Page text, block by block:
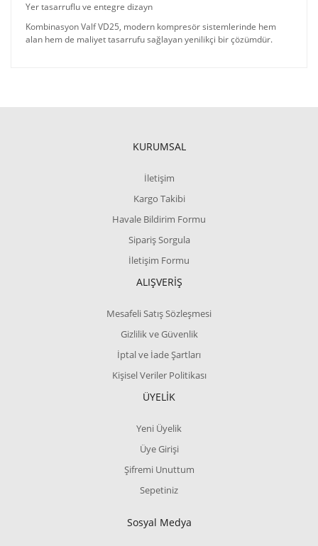
Yer tasarruflu ve entegre dizayn
Kombinasyon Valf VD25, modern kompresör sistemlerinde hem
alan hem de maliyet tasarrufu sağlayan yenilikçi bir çözümdür.
KURUMSAL
İletişim
Kargo Takibi
Havale Bildirim Formu
Sipariş Sorgula
İletişim Formu
ALIŞVERİŞ
Mesafeli Satış Sözleşmesi
Gizlilik ve Güvenlik
İptal ve İade Şartları
Kişisel Veriler Politikası
ÜYELİK
Yeni Üyelik
Üye Girişi
Şifremi Unuttum
Sepetiniz
Sosyal Medya